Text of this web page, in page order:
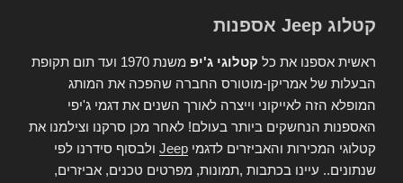
קטלוג Jeep אספנות
ראשית אספנו את כל קטלוגי ג'יפ
משנת 1970 ועד תום תקופת
הבעלות של אמריקן-מוטורס החברה שהפכה את המותג
המופלא הזה לאייקוני וייצרה לאורך השנים את דגמי ג'יפי
האספנות הנחשקים ביותר בעולם! לאחר מכן סרקנו וצילמנו את
קטלוגי המכירות והאביזרים לדגמי Jeep ולבסוף סידרנו לפי
שנתונים.. עיינו בכתבות ,תמונות, מפרטים טכנים, אביזרים,